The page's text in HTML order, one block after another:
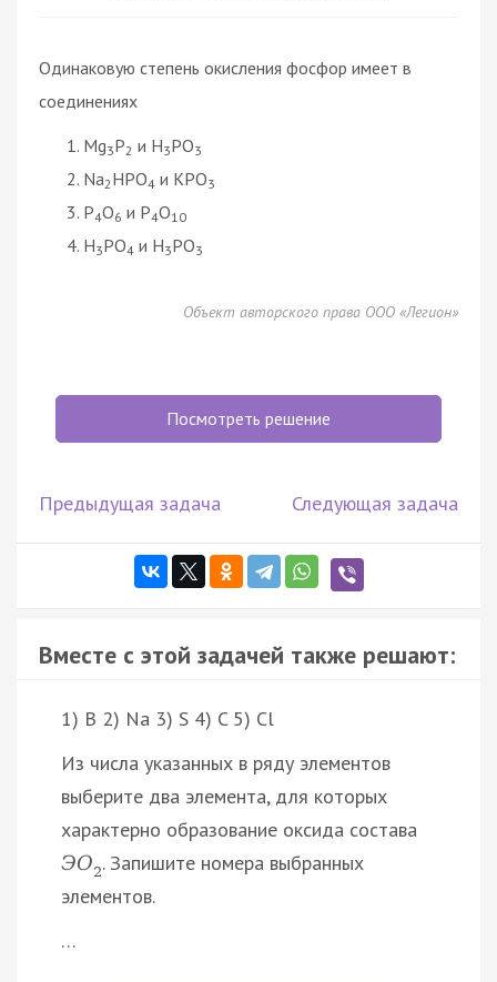
Одинаковую степень окисления фосфор имеет в
соединениях
Mg3P2 и H3PO3
Na2 HPO4 и KPO3
P4O6 и P4O10
H3PO4 и H3PO3
Объект авторского права ООО «Легион»
Посмотреть решение
Предыдущая задача Следующая задача
Вместе с этой задачей также решают:
1) B 2) Na 3) S 4) C 5) Cl
Из числа указанных в ряду элементов
выберите два элемента, для которых
характерно образование оксида состава
ЭO2. Запишите номера выбранных
элементов.
…